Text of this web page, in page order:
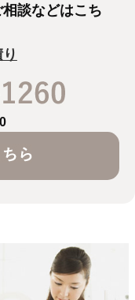
談などはこち